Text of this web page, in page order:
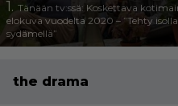
1. Tänään tv:ssä: Koskettava
elokuva vuodelta 2020 – ”Tehty isolla
sydämellä”
the drama